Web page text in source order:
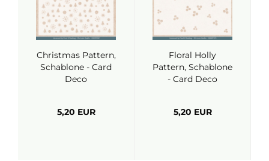
Christmas Pattern,
Schablone - Card
Deco
5,20 EUR
Floral Holly
Pattern, Schablone
- Card Deco
5,20 EUR